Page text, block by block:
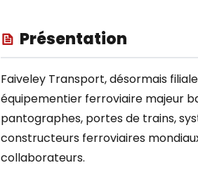
Présentation
Faiveley Transport, désormais
équipementier ferroviaire majeur
pantographes, portes de trains,
constructeurs ferroviaires
collaborateurs.